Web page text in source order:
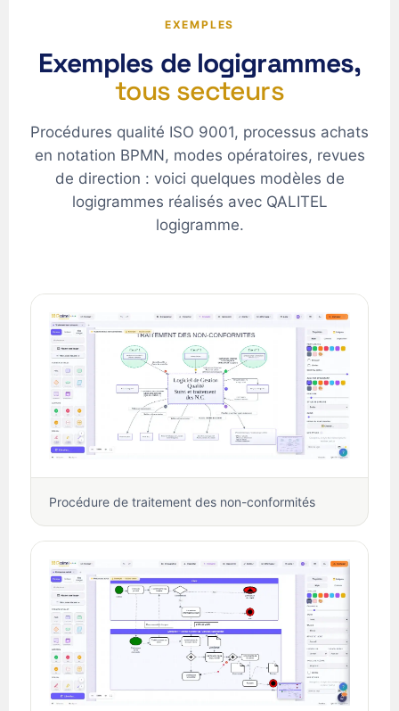
EXEMPLES
Exemples de logigrammes,
tous secteurs
Procédures qualité ISO 9001, processus achats
en notation BPMN, modes opératoires, revues
de direction : voici quelques modèles de
logigrammes réalisés avec QALITEL
logigramme.
Procédure de traitement des non-conformités